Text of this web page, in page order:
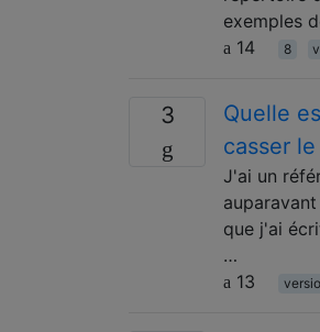
exemples
14
8
3
Quelle
casser
J'ai un
que j'ai
…
13